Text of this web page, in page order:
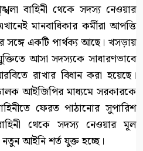
বাহিনী থেকে সদস্য নেওয়ার
মানবাধিকার কর্মীরা আপত্তি
সঙ্গে একটি পার্থক্য আছে। খসড়ায়
আসা সদস্যকে সাধারণভাবে
রাখার বিধান করা হয়েছে।
আইজিপির মাধ্যমে সরকারকে
ফেরত পাঠানোর সুপারিশ
থেকে সদস্য নেওয়ার মূল
আইনি শর্ত যুক্ত হচ্ছে।